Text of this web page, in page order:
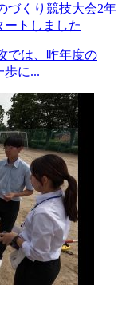
づくり競技大会2年
ートしました
では、昨年度の
歩に...